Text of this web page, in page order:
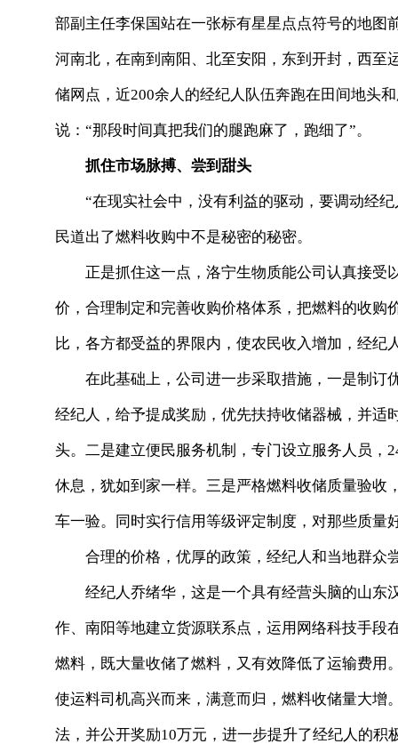
部副主任李保国站在一张标有星星点点符号的地
河南北，在南到南阳、北至安阳，东到开封，西至
储网点，近200余人的经纪人队伍奔跑在田间地头
说：“那段时间真把我们的腿跑麻了，跑细了”。
抓住市场脉搏、尝到甜头
“在现实社会中，没有利益的驱动，要调动经纪
民道出了燃料收购中不是秘密的秘密。
正是抓住这一点，洛宁生物质能公司认真接受
价，合理制定和完善收购价格体系，把燃料的收
比，各方都受益的界限内，使农民收入增加，经纪
在此基础上，公司进一步采取措施，一是制订
经纪人，给予提成奖励，优先扶持收储器械，并
头。二是建立便民服务机制，专门设立服务人员，
休息，犹如到家一样。三是严格燃料收储质量验
车一验。同时实行信用等级评定制度，对那些质量
合理的价格，优厚的政策，经纪人和当地群众
经纪人乔绪华，这是一个具有经营头脑的山东
作、南阳等地建立货源联系点，运用网络科技手
燃料，既大量收储了燃料，又有效降低了运输费用
使运料司机高兴而来，满意而归，燃料收储量大
法，并公开奖励10万元，进一步提升了经纪人的积